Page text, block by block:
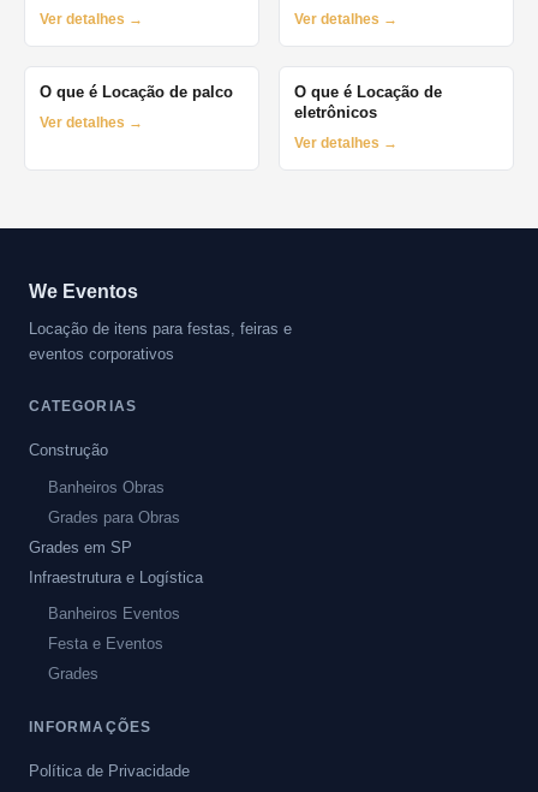
Ver detalhes → Ver detalhes →
O que é Locação de palco
Ver detalhes →
O que é Locação de
eletrônicos
Ver detalhes →
We Eventos
Locação de itens para festas, feiras e
eventos corporativos
CATEGORIAS
Construção
Banheiros Obras
Grades para Obras
Grades em SP
Infraestrutura e Logística
Banheiros Eventos
Festa e Eventos
Grades
INFORMAÇÕES
Política de Privacidade